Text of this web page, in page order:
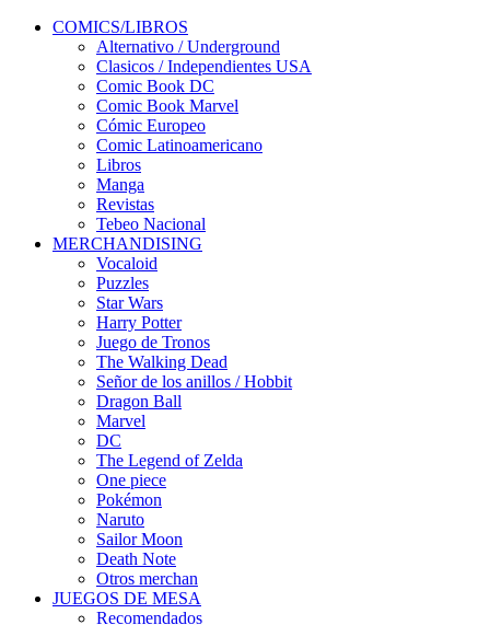
COMICS/LIBROS
Alternativo / Underground
Clasicos / Independientes USA
Comic Book DC
Comic Book Marvel
Cómic Europeo
Comic Latinoamericano
Libros
Manga
Revistas
Tebeo Nacional
MERCHANDISING
Vocaloid
Puzzles
Star Wars
Harry Potter
Juego de Tronos
The Walking Dead
Señor de los anillos / Hobbit
Dragon Ball
Marvel
DC
The Legend of Zelda
One piece
Pokémon
Naruto
Sailor Moon
Death Note
Otros merchan
JUEGOS DE MESA
Recomendados